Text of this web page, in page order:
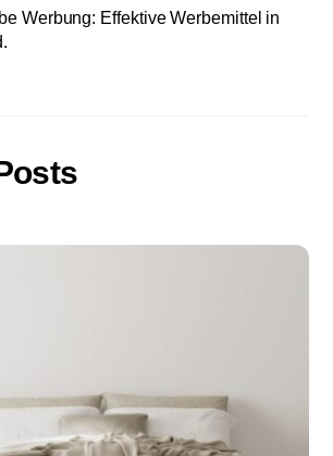
Werbung: Effektive Werbemittel in